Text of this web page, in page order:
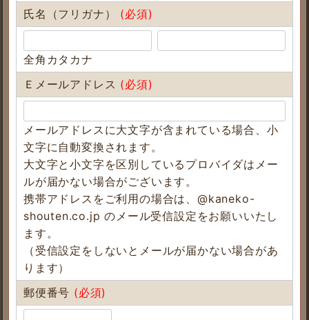
氏名（フリガナ） (必須)
全角カタカナ
Ｅメールアドレス (必須)
メールアドレスに大文字が含まれている場合、小
文字に自動変換されます。
大文字と小文字を区別しているプロバイダはメー
ルが届かない場合がございます。
携帯アドレスをご利用の場合は、@kaneko-
shouten.co.jp のメール受信設定をお願いいたし
ます。
（受信設定をしないとメールが届かない場合があ
ります）
郵便番号 (必須)